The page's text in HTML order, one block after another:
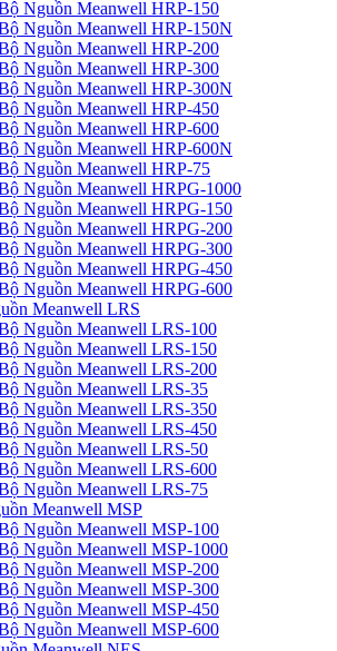
Nguồn Meanwell HRP-150
Nguồn Meanwell HRP-150N
Nguồn Meanwell HRP-200
Nguồn Meanwell HRP-300
Nguồn Meanwell HRP-300N
Nguồn Meanwell HRP-450
Nguồn Meanwell HRP-600
Nguồn Meanwell HRP-600N
Nguồn Meanwell HRP-75
Nguồn Meanwell HRPG-1000
Nguồn Meanwell HRPG-150
Nguồn Meanwell HRPG-200
Nguồn Meanwell HRPG-300
Nguồn Meanwell HRPG-450
Nguồn Meanwell HRPG-600
Meanwell LRS
Nguồn Meanwell LRS-100
Nguồn Meanwell LRS-150
Nguồn Meanwell LRS-200
Nguồn Meanwell LRS-35
Nguồn Meanwell LRS-350
Nguồn Meanwell LRS-450
Nguồn Meanwell LRS-50
Nguồn Meanwell LRS-600
Nguồn Meanwell LRS-75
Meanwell MSP
Nguồn Meanwell MSP-100
Nguồn Meanwell MSP-1000
Nguồn Meanwell MSP-200
Nguồn Meanwell MSP-300
Nguồn Meanwell MSP-450
Nguồn Meanwell MSP-600